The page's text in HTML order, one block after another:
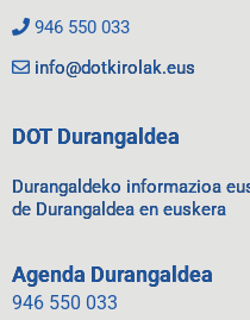
946 550 033
info@dotkirolak.eus
DOT Durangaldea
Durangaldeko informazioa
de Durangaldea en euskera
Agenda Durangaldea
946 550 033